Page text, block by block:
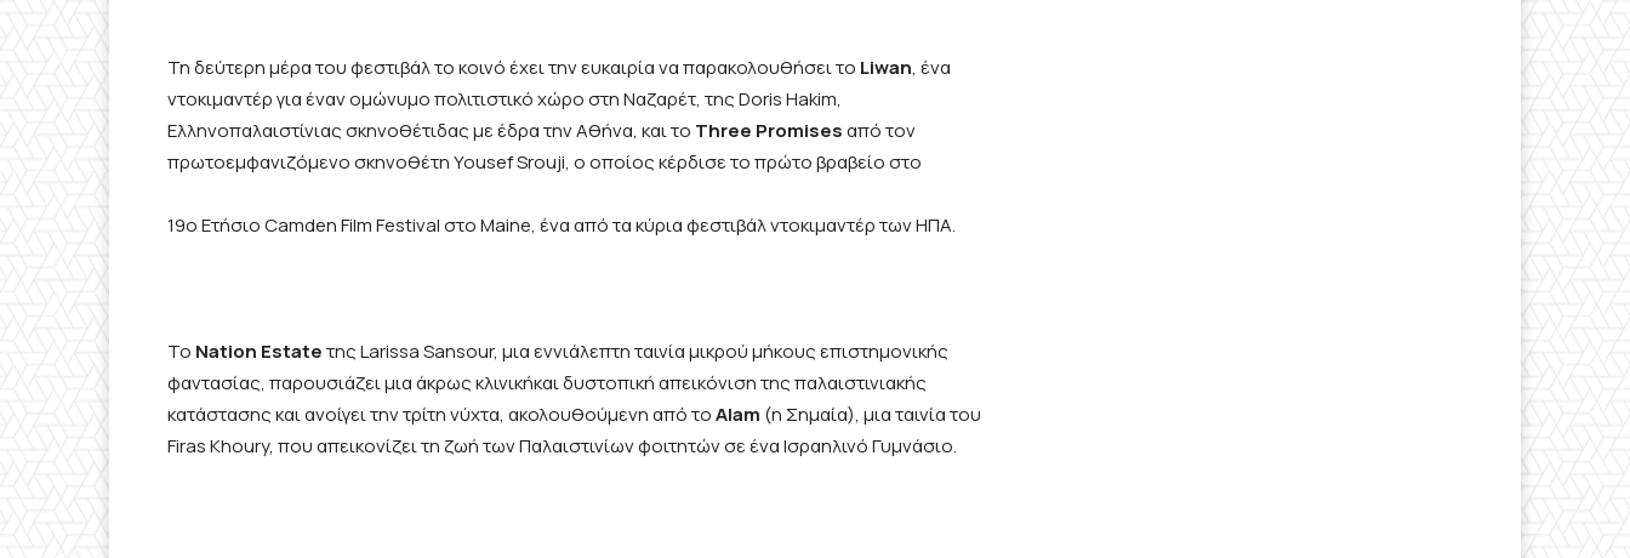
Τη δεύτερη μέρα του φεστιβάλ το κοινό έχει την ευκαιρία να παρακολουθήσει το Liwan, ένα
ντοκιμαντέρ για έναν ομώνυμο πολιτιστικό χώρο στη Ναζαρέτ, της Doris Hakim,
Ελληνοπαλαιστίνιας σκηνοθέτιδας με έδρα την Αθήνα, και το Three Promisesαπό τον
πρωτοεμφανιζόμενο σκηνοθέτη Yousef Srouji, ο οποίος κέρδισε το πρώτο βραβείο στο
19ο Ετήσιο Camden Film Festival στο Maine, ένα από τα κύρια φεστιβάλ ντοκιμαντέρ των ΗΠΑ.
Το Nation Estateτης Larissa Sansour, μια εννιάλεπτη ταινία μικρού μήκους επιστημονικής
φαντασίας, παρουσιάζει μια άκρως κλινικήκαι δυστοπική απεικόνιση της παλαιστινιακής
κατάστασης και ανοίγει την τρίτη νύχτα, ακολουθούμενη από τοAlam (η Σημαία), μια ταινία του
Firas Khoury, που απεικονίζει τη ζωή των Παλαιστινίων φοιτητών σε ένα Ισραηλινό Γυμνάσιο.